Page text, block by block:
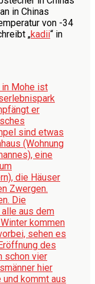
in Chinas
von -34
„kadii“ in
in Mohe ist
er
sind etwas
(Wohnung
eine
die Häuser
Zwergen.
Die
aus dem
kommen
sehen es
des
schon vier
hier
kommt aus